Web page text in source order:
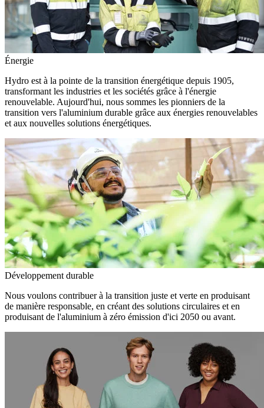
Énergie
Hydro est à la pointe de la transition énergétique depuis 1905,
transformant les industries et les sociétés grâce à l'énergie
renouvelable. Aujourd'hui, nous sommes les pionniers de la
transition vers l'aluminium durable grâce aux énergies renouvelables
et aux nouvelles solutions énergétiques.
Développement durable
Nous voulons contribuer à la transition juste et verte en produisant
de manière responsable, en créant des solutions circulaires et en
produisant de l'aluminium à zéro émission d'ici 2050 ou avant.